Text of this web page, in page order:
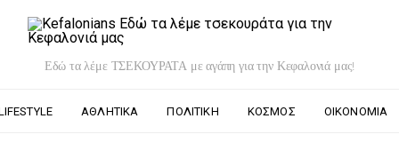
Εδώ τα λέμε ΤΣΕΚΟΥΡΑΤΑ με αγάπη για την Κεφαλονιά μας!
ΑΘΛΗΤΙΚΆ ΠΟΛΙΤΙΚΉ ΚΌΣΜΟΣ ΟΙΚΟΝΟΜΊΑ